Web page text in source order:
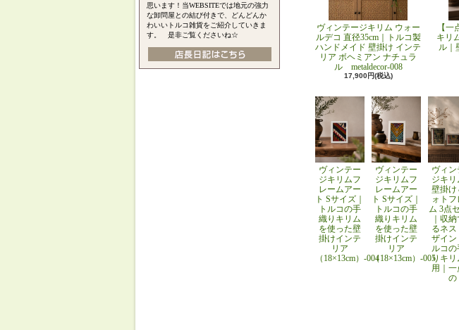
思います！当WEBSITEでは地元の強力
な卸問屋との結び付きで、どんどんか
わいいトルコ雑貨をご紹介していきま
す。 是非ご覧くださいね☆
ヴィンテージキリム ウォー
ルデコ 直径35cm｜トルコ製
ハンドメイド 壁掛け インテ
リア ボヘミアン ナチュラ
ル metaldecor-008
17,900円(税込)
【
キリ
ル｜
ヴィンテー
ジキリムフ
レームアー
ト Sサイズ｜
トルコの手
織りキリム
を使った壁
掛けインテ
リア
（18×13cm）-004
ヴィンテー
ジキリムフ
レームアー
ト Sサイズ｜
トルコの手
織りキリム
を使った壁
掛けインテ
リア
（18×13cm）-005
ヴィン
ジキリ
壁掛け
ォトフ
ム 3点
｜収
るネス
ザイン
ルコの
りキリ
用｜一
の